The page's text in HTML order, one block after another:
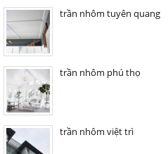
trần nhôm tuyên quang
trần nhôm phú thọ
trần nhôm việt trì